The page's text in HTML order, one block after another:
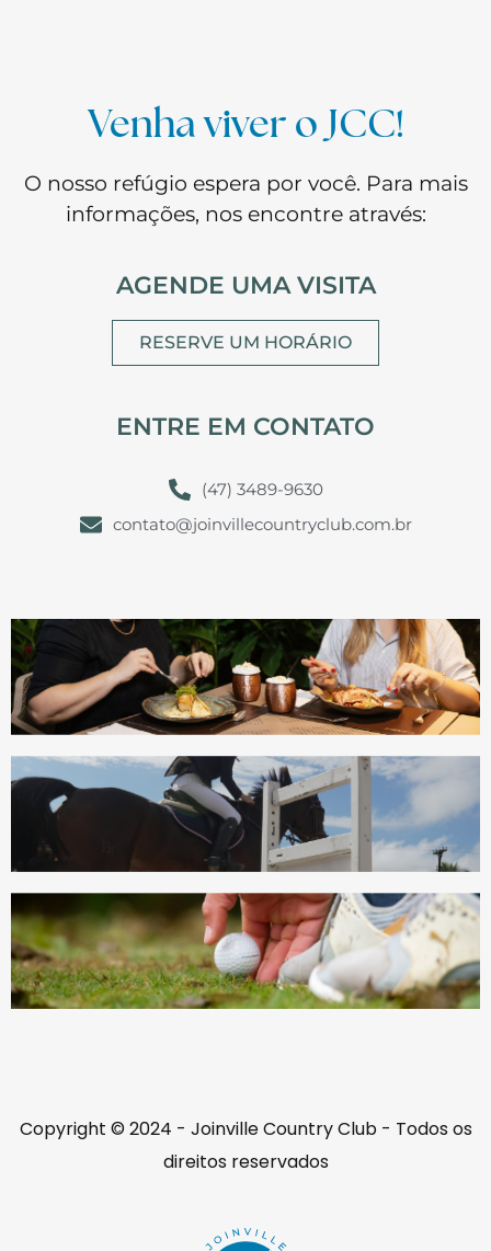
Venha viver o JCC!
O nosso refúgio espera por você. Para mais
informações, nos encontre através:
AGENDE UMA VISITA
RESERVE UM HORÁRIO
ENTRE EM CONTATO
(47) 3489-9630
contato@joinvillecountryclub.com.br
Copyright © 2024 - Joinville Country Club - Todos os
direitos reservados